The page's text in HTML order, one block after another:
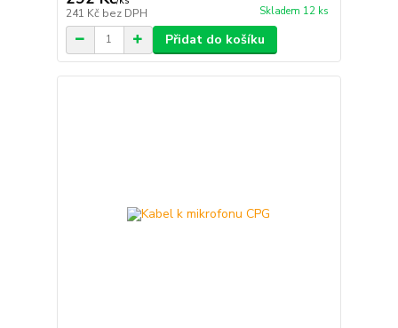
241 Kč bez DPH Skladem 12 ks
Přidat do košíku